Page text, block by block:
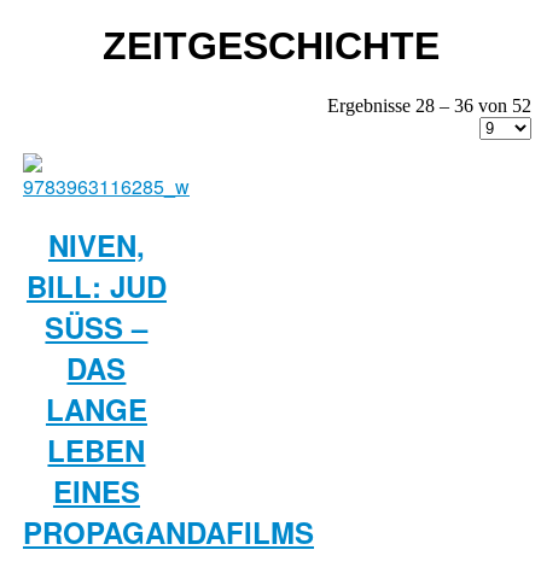
ZEITGESCHICHTE
Ergebnisse 28 – 36 von 52
NIVEN,
BILL: JUD
SÜSS – D
AS L
ANGE L
EBEN E
INES P
ROPAGANDAFILMS